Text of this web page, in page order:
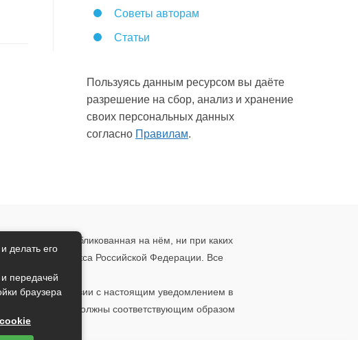
Советы авторам
Статьи
Пользуясь данным ресурсом вы даёте
разрешение на сбор, анализ и хранение
своих персональных данных
согласно Правилам.
опубликованная на нём, ни при каких
кодекса Российской Федерации. Все
уведомления.
в соответствии с настоящим уведомлением в
файлов, то вы должны соответствующим образом
сайт.
делать его
передачей
браузера